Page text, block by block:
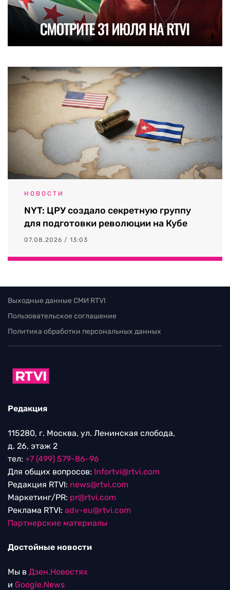
НОВОСТИ
NYT: ЦРУ создало секретную группу
для подготовки революции на Кубе
07.08.2026 / 13:03
Выходные данные СМИ RTVI
Пользовательское соглашение
Политика обработки персональных данных
Редакция
115280, г. Москва, ул. Ленинская слобода,
д. 26, этаж 2
тел: +7 (499) 579-86-96
Для общих вопросов: Infortvi@rtvi.com
Редакция RTVI: news@rtvi.com
Маркетинг/PR: pr@rtvi.com
Реклама RTVI: adv-eu@rtvi.com
Партнерские материалы
Достойные новости
Мы в Дзен.Новостях
и Google.News